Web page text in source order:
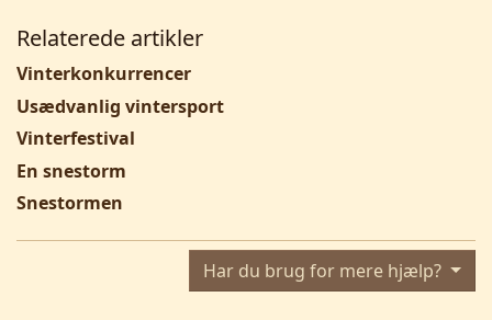
Relaterede artikler
Vinterkonkurrencer
Usædvanlig vintersport
Vinterfestival
En snestorm
Snestormen
Har du brug for mere hjælp?